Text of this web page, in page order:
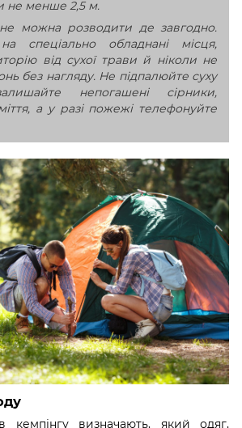
не менше 2,5 м.
не можна розводити де завгодно.
спеціально обладнані місця,
від сухої трави й ніколи не
без нагляду. Не підпалюйте суху
непогашені сірники,
а у разі пожежі телефонуйте
кемпінгу визначають, який одяг,